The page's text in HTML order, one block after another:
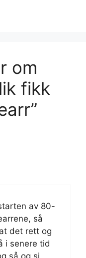
om
fikk
av 80-
så
det rett og
i senere tid